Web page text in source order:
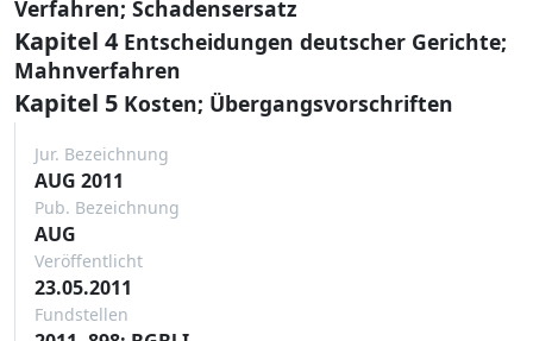
Verfahren; Schadensersatz
Kapitel 4 Entscheidungen deutscher Gerichte;
Mahnverfahren
Kapitel 5 Kosten; Übergangsvorschriften
Jur. Bezeichnung
AUG 2011
Pub. Bezeichnung
AUG
Veröffentlicht
23.05.2011
Fundstellen